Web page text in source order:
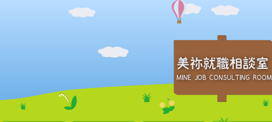
美祢就職相談室
MINE JOB CONSULTING ROOM